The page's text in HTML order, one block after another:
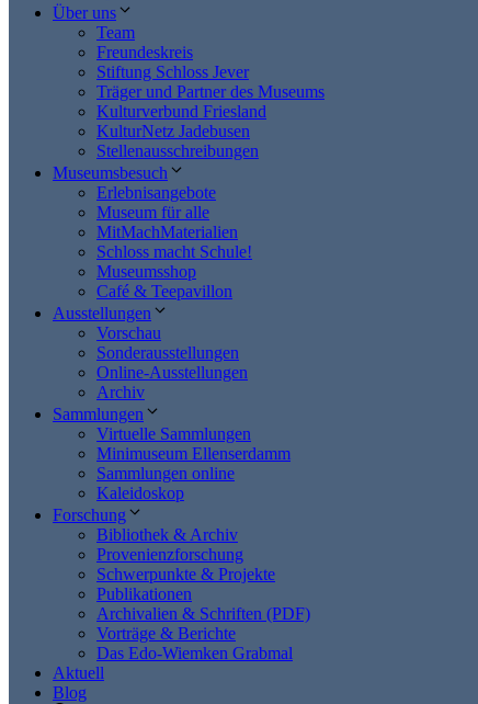
Über uns
Team
Freundeskreis
Stiftung Schloss Jever
Träger und Partner des Museums
Kulturverbund Friesland
KulturNetz Jadebusen
Stellenausschreibungen
Museumsbesuch
Erlebnisangebote
Museum für alle
MitMachMaterialien
Schloss macht Schule!
Museumsshop
Café & Teepavillon
Ausstellungen
Vorschau
Sonderausstellungen
Online-Ausstellungen
Archiv
Sammlungen
Virtuelle Sammlungen
Minimuseum Ellenserdamm
Sammlungen online
Kaleidoskop
Forschung
Bibliothek & Archiv
Provenienzforschung
Schwerpunkte & Projekte
Publikationen
Archivalien & Schriften (PDF)
Vorträge & Berichte
Das Edo-Wiemken Grabmal
Aktuell
Blog